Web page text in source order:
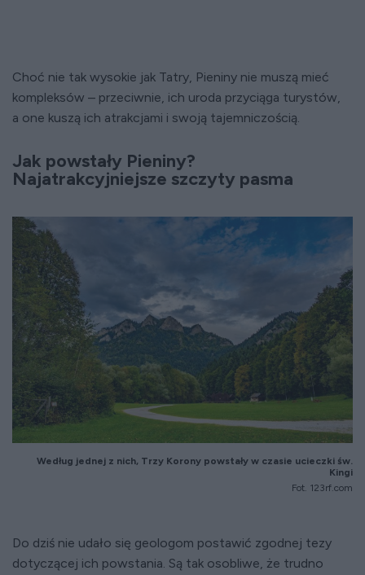
Choć nie tak wysokie jak Tatry, Pieniny nie muszą mieć
kompleksów – przeciwnie, ich uroda przyciąga turystów,
a one kuszą ich atrakcjami i swoją tajemniczością.
Jak powstały Pieniny?
Najatrakcyjniejsze szczyty pasma
Według jednej z nich, Trzy Korony powstały w czasie ucieczki św.
Kingi
Fot. 123rf.com
Do dziś nie udało się geologom postawić zgodnej tezy
dotyczącej ich powstania. Są tak osobliwe, że trudno